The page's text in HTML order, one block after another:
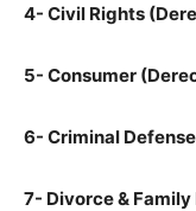
4- Civil Rights
5- Consumer
6- Criminal
7- Divorce &